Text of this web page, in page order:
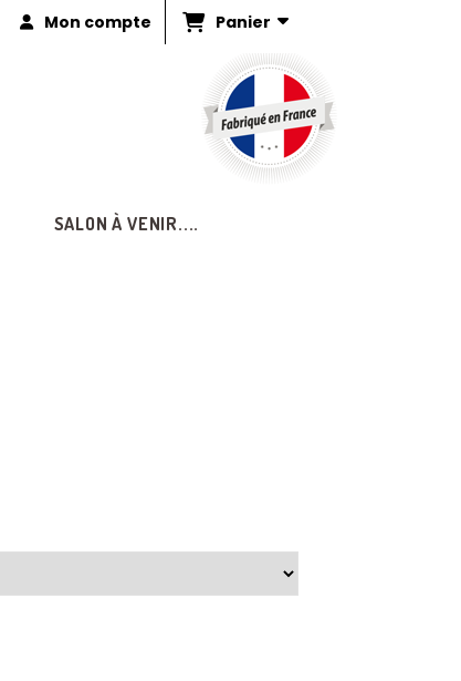
Mon compte Panier
SALON À VENIR....